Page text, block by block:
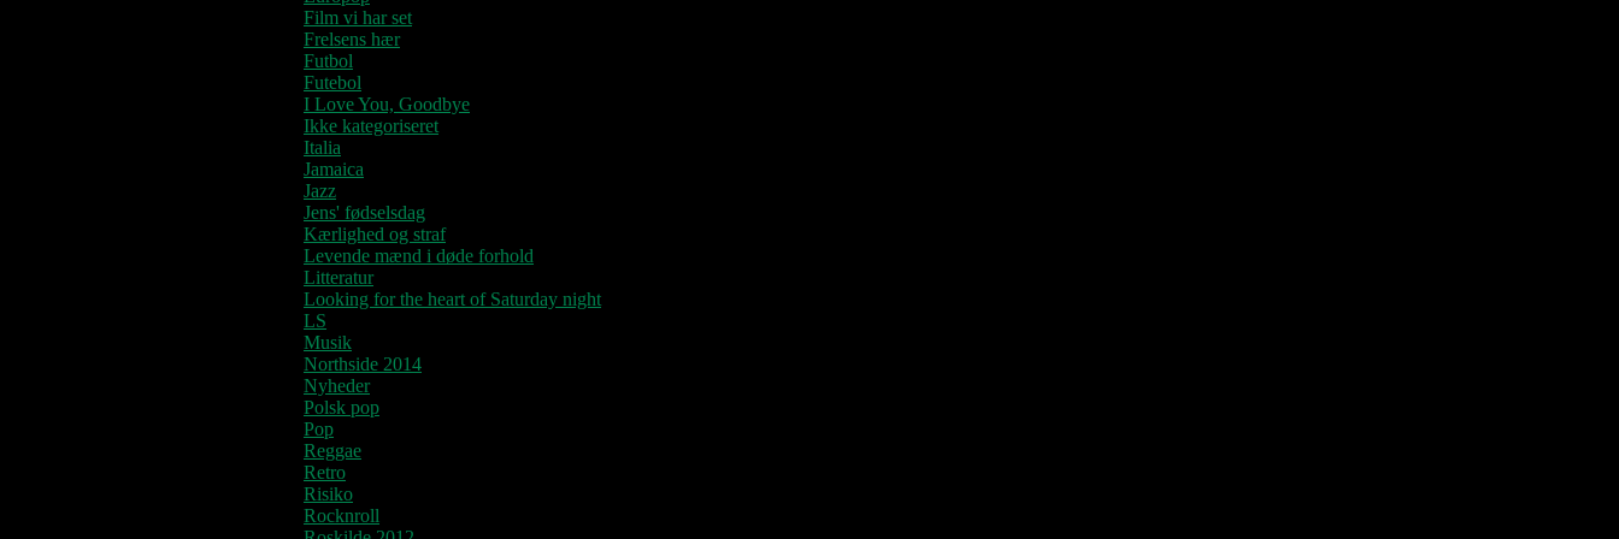
Film vi har set
Frelsens hær
Futbol
Futebol
I Love You, Goodbye
Ikke kategoriseret
Italia
Jamaica
Jazz
Jens' fødselsdag
Kærlighed og straf
Levende mænd i døde forhold
Litteratur
Looking for the heart of Saturday night
LS
Musik
Northside 2014
Nyheder
Polsk pop
Pop
Reggae
Retro
Risiko
Rocknroll